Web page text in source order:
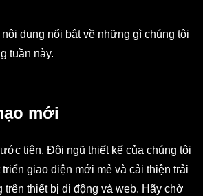
dung nổi bật về những gì chúng tôi
tuần này.
mới
tiên. Đội ngũ thiết kế của chúng tôi
giao diện mới mẻ và cải thiện trải
thiết bị di động và web. Hãy chờ